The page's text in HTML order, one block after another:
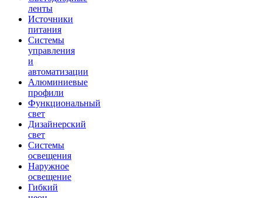
ленты
Источники
питания
Системы
управления
и
автоматизации
Алюминиевые
профили
Функциональный
свет
Дизайнерский
свет
Системы
освещения
Наружное
освещение
Гибкий